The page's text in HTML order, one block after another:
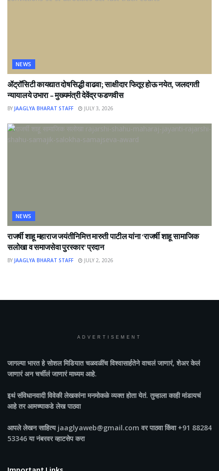
NEWS
ॲट्रॉसिटी कायद्यात दोषसिद्धी वाढवा; साक्षीदार फितूर होऊ नयेत, जलदगती
न्यायालये उभारा – मुख्यमंत्री देवेंद्र फडणवीस
BY JAAGLYA BHARAT STAFF JULY 3, 2026
NEWS
राजर्षी शाहू महाराज जयंतीनिमित्त मारुती पाटील यांना ‘राजर्षी शाहू सामाजिक
सलोखा व समाजसेवा पुरस्कार’ प्रदान
BY JAAGLYA BHARAT STAFF JULY 2, 2026
ADVERTISEMENT
जागल्या भारतहे सोशल मिडियात चळवळींच विश्वासार्हतेने वाचलं जाणारं, शेअर केलं
जाणारं अन चर्चीलं जाणारं माध्यम आहे.
इथं संविधानवादी विवेकी लेखकांना मनमोकळे व्यक्त होता येतं. तुम्हाला काही मांडायचं
आहे तर आमच्याकडे लेख पाठवा
आपले लेखन साहित्य jaaglyaweb@gmail.com वर पाठवा किंवा +91 88284
53346 या नंबरवर व्हाटसेप करा